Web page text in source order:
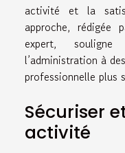
activité et la
approche, rédigée
expert,
l’administration à
professionnelle plus
Sécuriser
activité